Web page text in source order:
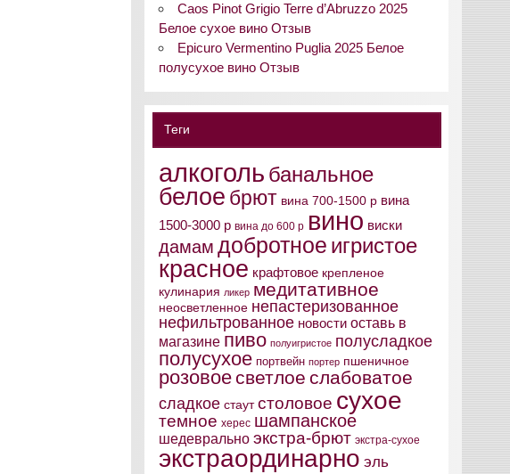
Caos Pinot Grigio Terre d’Abruzzo 2025
Белое сухое вино Отзыв
Epicuro Vermentino Puglia 2025 Белое
полусухое вино Отзыв
Теги
алкоголь банальное
белое брют вина 700-1500 р вина
1500-3000 р вина до 600 р вино виски
дамам добротное игристое
красное крафтовое крепленое
кулинария ликер медитативное
неосветленное непастеризованное
нефильтрованное новости оставь в
магазине пиво полуигристое полусладкое
полусухое портвейн портер пшеничное
розовоесветлое слабоватое
сладкое стаут столовое сухое
темное херес шампанское
шедеврально экстра-брют экстра-сухое
экстраординарно эль